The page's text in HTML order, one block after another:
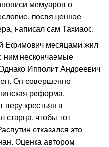
мемуаров о
посвященное
написал сам Тахиаос.
Ефимович месяцами жил
ним нескончаемые
Ипполит Андреевич
Он совершенно
реформа,
веру крестьян в
старца, чтобы тот
отказался это
Оценка автором